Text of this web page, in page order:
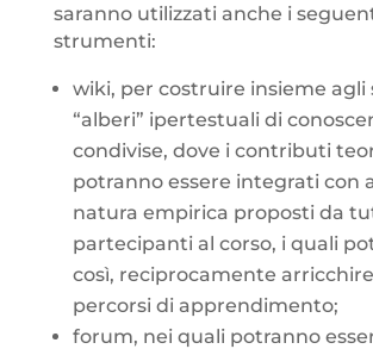
saranno utilizzati anche i
strumenti:
wiki, per costruire insieme
“alberi” ipertestuali di
condivise, dove i contributi
potranno essere integrati con
natura empirica proposti da
partecipanti al corso, i quali
così, reciprocamente
percorsi di apprendimento;
forum, nei quali potranno